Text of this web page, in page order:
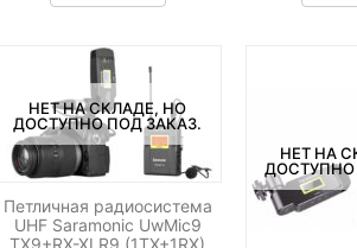
НЕТ НА СКЛАДЕ, НО
ДОСТУПНО ПОД ЗАКАЗ.
Петличная радиосистема
UHF Saramonic UwMic9
TX9+RX-XLR9 (1TX+1RX)
НЕТ НА
ДОСТУПНО